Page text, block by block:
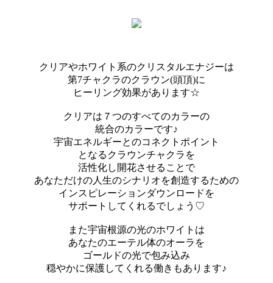
クリアやホワイト系のクリスタルエナジーは
第7チャクラのクラウン(頭頂)に
ヒーリング効果があります☆
クリアは７つのすべてのカラーの
統合のカラーです♪
宇宙エネルギーとのコネクトポイント
となるクラウンチャクラを
活性化し開花させることで
あなただけの人生のシナリオを創造するための
インスピレーションダウンロードを
サポートしてくれるでしょう♡
また宇宙根源の光のホワイトは
あなたのエーテル体のオーラを
ゴールドの光で包み込み
穏やかに保護してくれる働きもあります♪